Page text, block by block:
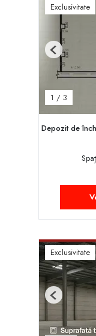
Exclusivitate
1 / 3
Previous
Depozit de
Exclusivitate
Previous